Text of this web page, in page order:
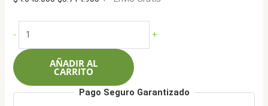
$3.714.900.
-
Caucho
23.1-
16L
Agricola
+
AÑADIR AL
CARRITO
Pago Seguro Garantizado